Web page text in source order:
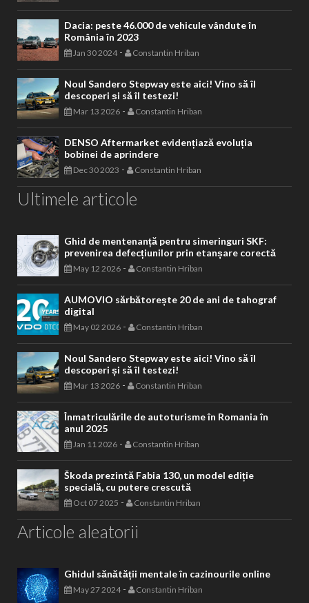
Dacia: peste 46.000 de vehicule vândute în
România în 2023
Jan 30 2024- Constantin Hriban
Noul Sandero Stepway este aici! Vino să îl
descoperi și să îl testezi!
Mar 13 2026 - Constantin Hriban
DENSO Aftermarket evidențiază evoluția
bobinei de aprindere
Dec 30 2023 - Constantin Hriban
Ultimele articole
Ghid de mentenanță pentru simeringuri SKF:
prevenirea defecțiunilor prin etanșare corectă
May 12 2026 - Constantin Hriban
AUMOVIO sărbătorește 20 de ani de tahograf
digital
May 02 2026 - Constantin Hriban
Noul Sandero Stepway este aici! Vino să îl
descoperi și să îl testezi!
Mar 13 2026 - Constantin Hriban
Înmatriculările de autoturisme în Romania în
anul 2025
Jan 11 2026 - Constantin Hriban
Škoda prezintă Fabia 130, un model ediție
specială, cu putere crescută
Oct 07 2025 - Constantin Hriban
Articole aleatorii
Ghidul sănătății mentale în cazinourile online
May 27 2024- Constantin Hriban